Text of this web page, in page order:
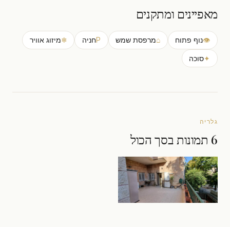
מאפיינים ומתקנים
👁נוף פתוח ⌂מרפסת שמש Pחניה ❄מיזוג אוויר
✦סוכה
גלריה
6 תמונות בסך הכול